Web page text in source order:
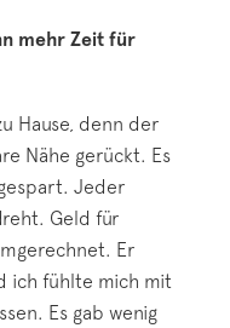
mehr Zeit für
Hause, denn der
Nähe gerückt. Es
Jeder
Geld für
Er
ich fühlte mich mit
Es gab wenig